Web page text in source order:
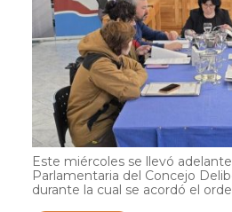
Este miércoles se llevó
Parlamentaria del Concejo
durante la cual se acordó el